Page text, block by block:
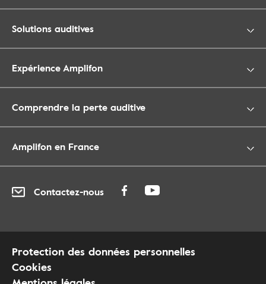
Solutions auditives
Expérience Amplifon
Comprendre la perte auditive
Amplifon en France
Contactez-nous
Protection des données personnelles
Cookies